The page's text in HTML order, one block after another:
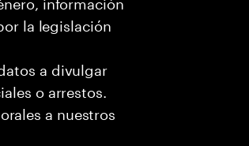
la legislación
a divulgar
o arrestos.
a nuestros